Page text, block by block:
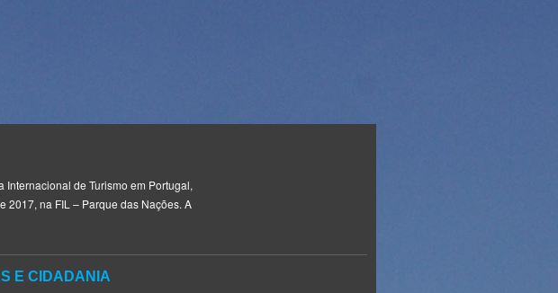
de Turismo em Portugal,
2017, na FIL – Parque das Nações. A
E CIDADANIA